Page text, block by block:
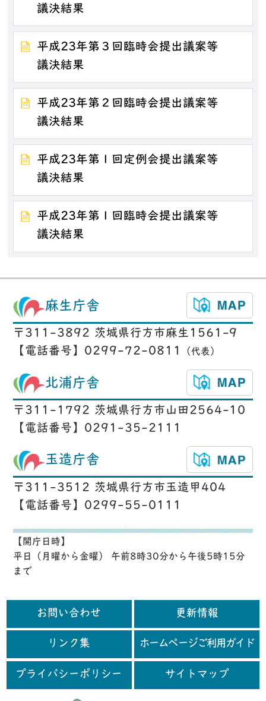
議決結果
平成23年第３回臨時会提出議案等
議決結果
平成23年第２回臨時会提出議案等
議決結果
平成23年第１回定例会提出議案等
議決結果
平成23年第１回臨時会提出議案等
議決結果
麻生庁舎
〒311-3892 茨城県行方市麻生1561-9
【電話番号】0299-72-0811
（代表）
北浦庁舎
〒311-1792 茨城県行方市山田2564-10
【電話番号】0291-35-2111
玉造庁舎
〒311-3512 茨城県行方市玉造甲404
【電話番号】0299-55-0111
【開庁日時】
平日（月曜から金曜） 午前8時30分から午後5時15分
まで
お問い合わせ 更新情報
リンク集 ホームページご利用ガイド
プライバシーポリシー サイトマップ